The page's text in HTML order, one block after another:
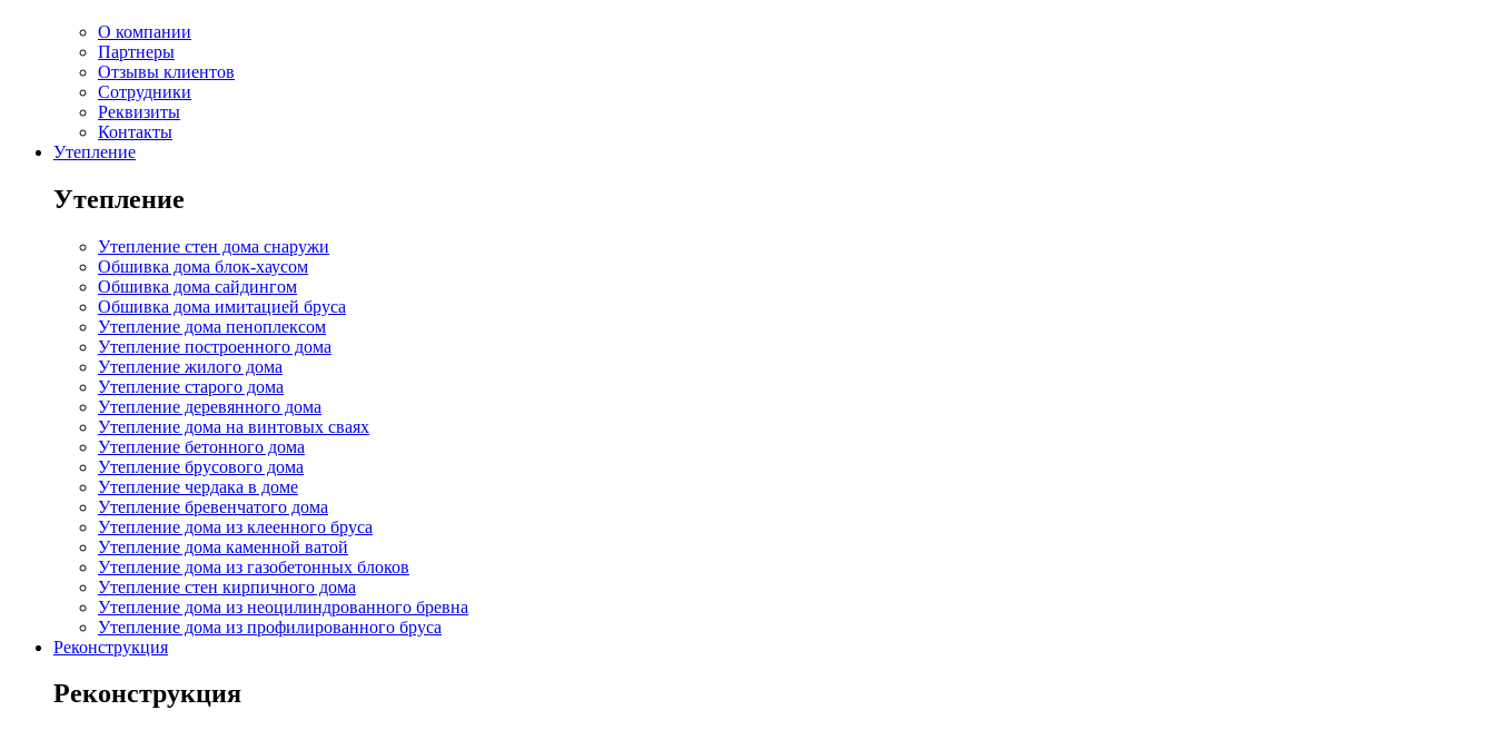
О компании
Партнеры
Отзывы клиентов
Сотрудники
Реквизиты
Контакты
Утепление
Утепление
Утепление стен дома снаружи
Обшивка дома блок-хаусом
Обшивка дома сайдингом
Обшивка дома имитацией бруса
Утепление дома пеноплексом
Утепление построенного дома
Утепление жилого дома
Утепление старого дома
Утепление деревянного дома
Утепление дома на винтовых сваях
Утепление бетонного дома
Утепление брусового дома
Утепление чердака в доме
Утепление бревенчатого дома
Утепление дома из клеенного бруса
Утепление дома каменной ватой
Утепление дома из газобетонных блоков
Утепление стен кирпичного дома
Утепление дома из неоцилиндрованного бревна
Утепление дома из профилированного бруса
Реконструкция
Реконструкция